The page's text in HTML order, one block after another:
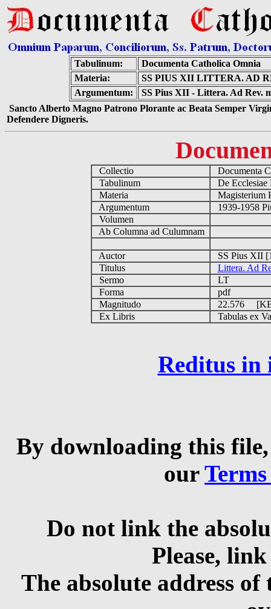
Tabulinum:
Documenta Catholica Omnia
Materia:
SS PIUS XII LITTERA. AD
Argumentum:
SS Pius XII - Littera. Ad Rev.
Sancto Alberto Magno Patrono Plorante ac Beata Semper
Defendere Digneris.
Collectio
Documenta
Tabulinum
De
Materia
Magisterium
Argumentum
1939-1958
Volumen
Ab Columna ad Culumnam
Auctor
SS Pius XII
Titulus
Littera. Ad
Sermo
LT
Forma
pdf
Magnitudo
22.576
Ex Libris
Tabulas ex
Reditus in
By downloading this
our
Do not link the
Please,
The absolute address